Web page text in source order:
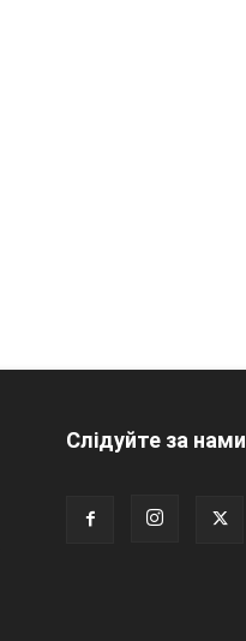
Слідуйте за нами